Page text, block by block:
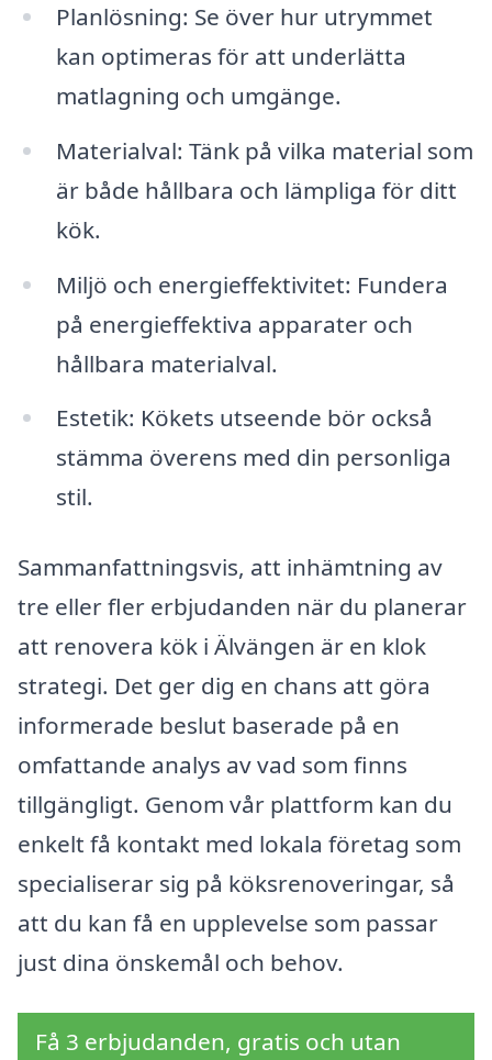
Planlösning: Se över hur utrymmet
kan optimeras för att underlätta
matlagning och umgänge.
Materialval: Tänk på vilka material som
är både hållbara och lämpliga för ditt
kök.
Miljö och energieffektivitet: Fundera
på energieffektiva apparater och
hållbara materialval.
Estetik: Kökets utseende bör också
stämma överens med din personliga
stil.
Sammanfattningsvis, att inhämtning av
tre eller fler erbjudanden när du planerar
att renovera kök i Älvängen är en klok
strategi. Det ger dig en chans att göra
informerade beslut baserade på en
omfattande analys av vad som finns
tillgängligt. Genom vår plattform kan du
enkelt få kontakt med lokala företag som
specialiserar sig på köksrenoveringar, så
att du kan få en upplevelse som passar
just dina önskemål och behov.
Få 3 erbjudanden, gratis och utan